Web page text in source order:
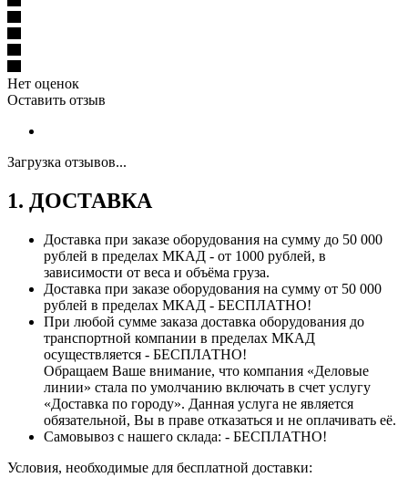
Нет оценок
Оставить отзыв
Загрузка отзывов...
1. ДОСТАВКА
Доставка при заказе оборудования на сумму до 50 000
рублей в пределах МКАД - от 1000 рублей, в
зависимости от веса и объёма груза.
Доставка при заказе оборудования на сумму от 50 000
рублей в пределах МКАД - БЕСПЛАТНО!
При любой сумме заказа доставка оборудования до
транспортной компании в пределах МКАД
осуществляется - БЕСПЛАТНО!
Обращаем Ваше внимание, что компания «Деловые
линии» стала по умолчанию включать в счет услугу
«Доставка по городу». Данная услуга не является
обязательной, Вы в праве отказаться и не оплачивать её.
Самовывоз с нашего склада: - БЕСПЛАТНО!
Условия, необходимые для бесплатной доставки: